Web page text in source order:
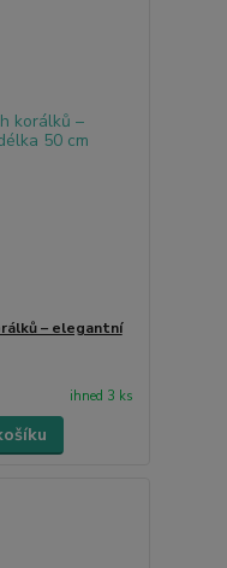
– elegantní
ihned 3 ks